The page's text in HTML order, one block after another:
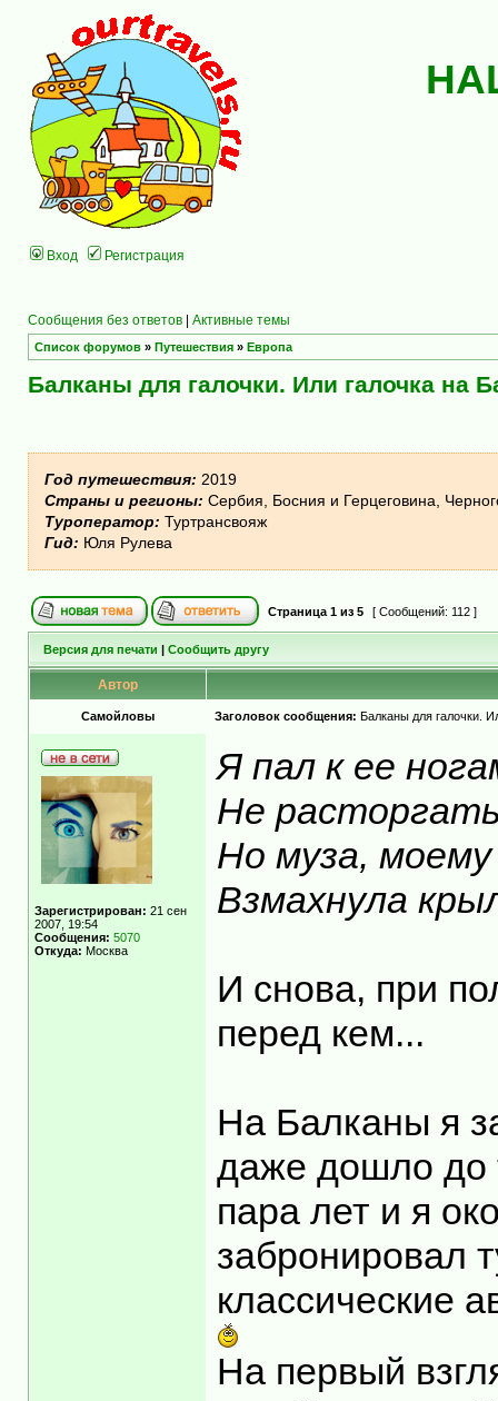
Вход Регистрация
Сообщения без ответов | Активные темы
Список форумов » Путешествия » Европа
Балканы для галочки. Или галочка на
Год путешествия: 2019
Страны и регионы: Сербия, Босния и Герцеговина,
Туроператор: Туртрансвояж
Гид: Юля Рулева
Страница 1 из 5 [ Сообщений: 112 ]
Версия для печати | Сообщить другу
Автор
Самойловы Заголовок сообщения: Балканы для галочки.
Зарегистрирован: 21 сен
2007, 19:54
Сообщения: 5070
Откуда: Москва
Я пал к ее
Не
Но муза,
Взмахнула
И снова, при
перед кем...
На Балканы я
даже дошло до
пара лет и я
забронировал
классические
На первый